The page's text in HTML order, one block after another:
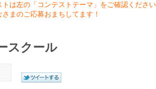
は左の「コンテストテーマ」をご確認ください
さまのご応募おまちしてます！
スクール